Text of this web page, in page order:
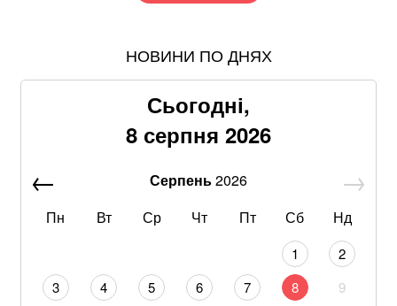
Понад 9,2 млрд грн: що відомо про нову гучну
Хвиля похолодання накриє Україну: Діденко назвала
дату завершення аномальної спеки
Google прибирає одну з найзручніших функцій
Що корисніше — кавун чи диня: експерти дали
НОВИНИ ПО ДНЯХ
Сьогодні,
8 серпня 2026
Серпень2026
Пн
Вт Ср Чт Пт Сб Нд
1
2
3
4 5 6 7 8
9